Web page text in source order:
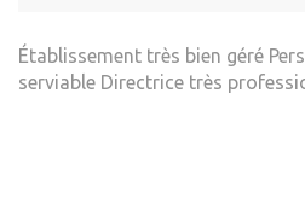
Établissement très bien géré
serviable Directrice très